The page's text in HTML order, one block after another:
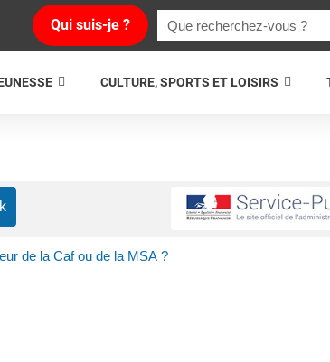
Qui suis-je ?
CULTURE, SPORTS ET LOISIRS
de la Caf ou de la MSA ?